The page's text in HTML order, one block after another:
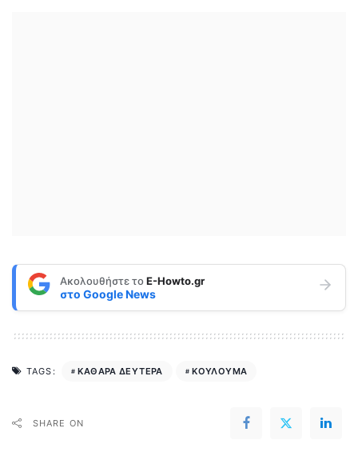
Ακολουθήστε τοE-Howto.gr
στο Google News
TAGS: ΚΑΘΑΡΑ ΔΕΥΤΕΡΑ ΚΟΥΛΟΥΜΑ
SHARE ON